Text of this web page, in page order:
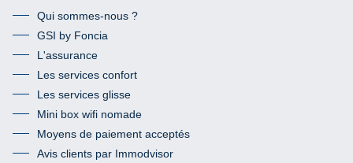
Qui sommes-nous ?
GSI by Foncia
L'assurance
Les services confort
Les services glisse
Mini box wifi nomade
Moyens de paiement acceptés
Avis clients par Immodvisor